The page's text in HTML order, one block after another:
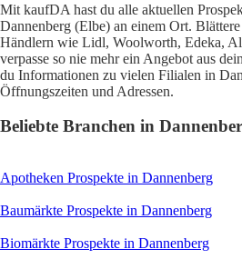
Mit kaufDA hast du alle aktuellen
Dannenberg (Elbe) an einem Ort.
Händlern wie Lidl, Woolworth, Edeka,
verpasse so nie mehr ein Angebot aus
du Informationen zu vielen Filialen in
Öffnungszeiten und Adressen.
Beliebte Branchen in
Apotheken Prospekte in Dannenberg
Baumärkte Prospekte in Dannenberg
Biomärkte Prospekte in Dannenberg